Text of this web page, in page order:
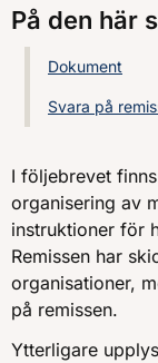
På den här
Dokument
Svara på
I följebrevet
organisering av
instruktioner för
Remissen har
organisationer,
på remissen.
Ytterligare